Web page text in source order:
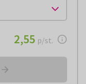
€ 2,55 per stuk
2,55 p/st.